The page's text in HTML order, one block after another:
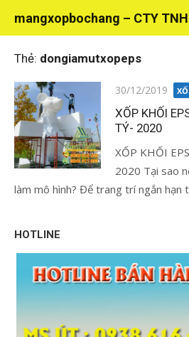
dung
mangxopbochang – CTY
Thẻ: dongiamutxopeps
Đăng
vào
30/12/2019
XỐP KHỐI
TÝ- 2020
XỐP KHỐI
2020 Tại sao
làm mô hình? Để trang trí ngắn hạn
HOTLINE